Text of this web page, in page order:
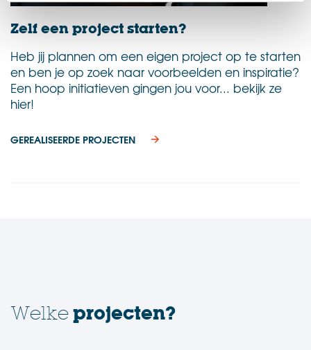
Zelf een project starten?
Heb jij plannen om een eigen project op te starten
en ben je op zoek naar voorbeelden en inspiratie?
Een hoop initiatieven gingen jou voor... bekijk ze
hier!
GEREALISEERDE PROJECTEN
Welke projecten?